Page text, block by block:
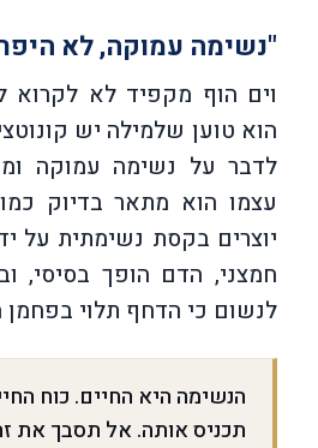
"נשימה עמוקה, לא
וים הוף מקפיד לא לקרוא
הוא טוען שלמילה יש
לדבר על נשימה עמוקה
עצמו הוא מתאר בדיוק
יוצרים בקסת נשימתית על
חמצני, הדם הופך בסיסי,
לנשום כי הדחף תלוי בפחמן
הנשימה היא החיים. כוח
תכניס אותה. אל תסבך את